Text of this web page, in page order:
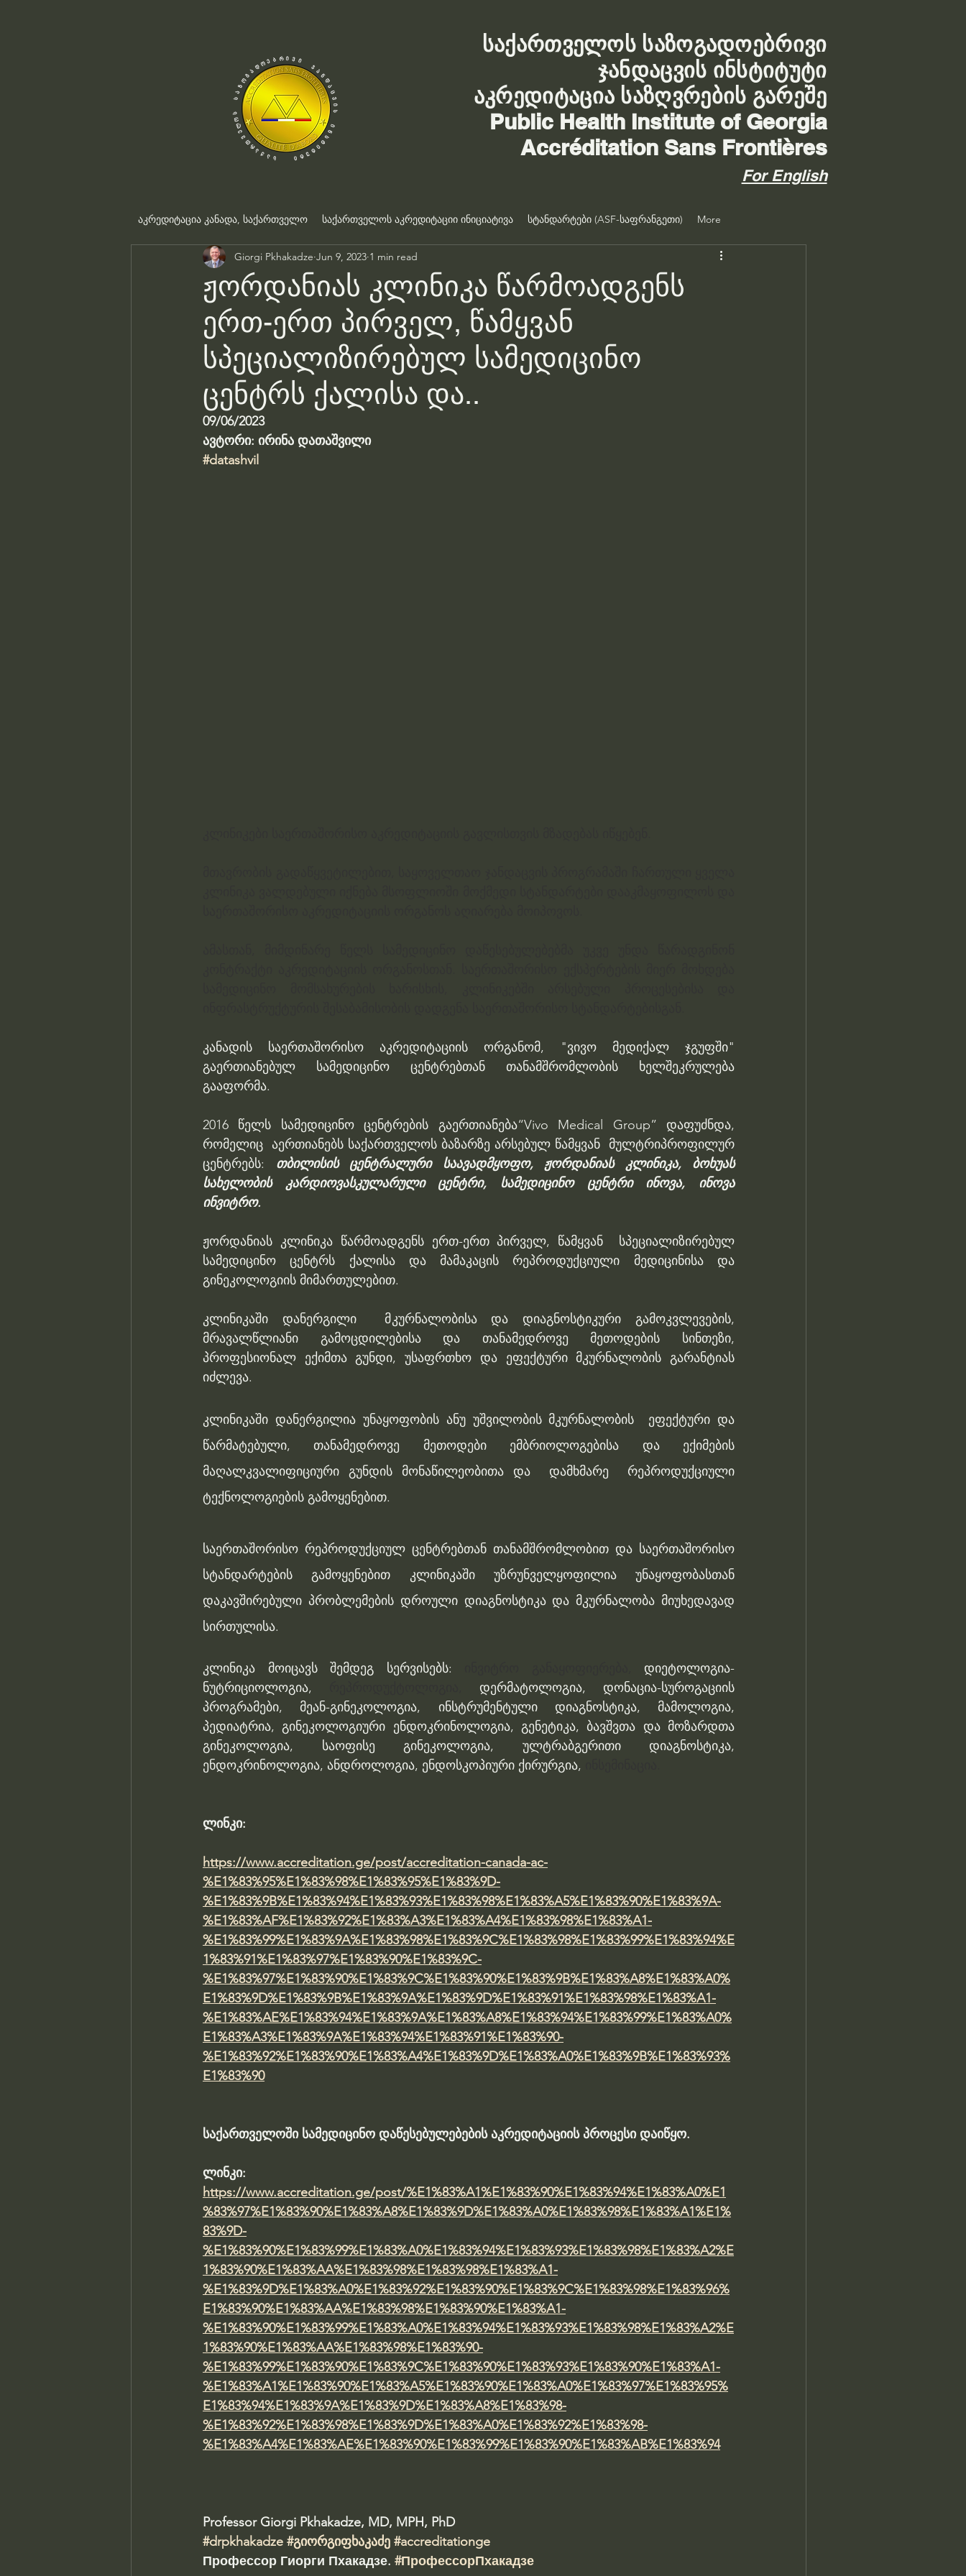
საქართველოს საზოგადოებრივი
ჯანდაცვის ინსტიტუტი
აკრედიტაცია საზღვრების გარეშე
Public Health Institute of Georgia
Accréditation Sans Frontières
For English
აკრედიტაცია კანადა, საქართველო საქართველოს აკრედიტაციი ინიციატივა სტანდარტები (ASF-საფრანგეთი) More
ჟორდანიას კლინიკა წარმოადგენს
ერთ-ერთ პირველ, წამყვან
სპეციალიზირებულ სამედიცინო
ცენტრს ქალისა და..
Giorgi Pkhakadze Jun 9, 2023 1 min read
09/06/2023
ავტორი: ირინა დათაშვილი
#datashvil
კანადის საერთაშორისო აკრედიტაციის ორგანომ, "ვივო მედიქალ ჯგუფში"
გაერთიანებულ სამედიცინო ცენტრებთან თანამშრომლობის ხელშეკრულება
გააფორმა.
2016 წელს სამედიცინო ცენტრების გაერთიანება“Vivo Medical Group” დაფუძნდა,
რომელიც  აერთიანებს საქართველოს ბაზარზე არსებულ წამყვან  მულტრიპროფილურ
ცენტრებს: თბილისის ცენტრალური საავადმყოფო, ჟორდანიას კლინიკა, ბოხუას
სახელობის კარდიოვასკულარული ცენტრი, სამედიცინო ცენტრი ინოვა, ინოვა
ინვიტრო.
ჟორდანიას კლინიკა წარმოადგენს ერთ-ერთ პირველ, წამყვან  სპეციალიზირებულ
სამედიცინო ცენტრს ქალისა და მამაკაცის რეპროდუქციული მედიცინისა და
გინეკოლოგიის მიმართულებით.
კლინიკაში დანერგილი  მკურნალობისა და დიაგნოსტიკური გამოკვლევების,
მრავალწლიანი გამოცდილებისა და თანამედროვე მეთოდების სინთეზი,
პროფესიონალ ექიმთა გუნდი, უსაფრთხო და ეფექტური მკურნალობის გარანტიას
იძლევა.
კლინიკაში დანერგილია უნაყოფობის ანუ უშვილობის მკურნალობის  ეფექტური და
წარმატებული, თანამედროვე მეთოდები ემბრიოლოგებისა და ექიმების
მაღალკვალიფიციური გუნდის მონაწილეობითა და  დამხმარე  რეპროდუქციული
ტექნოლოგიების გამოყენებით.
საერთაშორისო რეპროდუქციულ ცენტრებთან თანამშრომლობით და საერთაშორისო
სტანდარტების გამოყენებით კლინიკაში უზრუნველყოფილია უნაყოფობასთან
დაკავშირებული პრობლემების დროული დიაგნოსტიკა და მკურნალობა მიუხედავად
სირთულისა.
კლინიკა მოიცავს შემდეგ სერვისებს:
დიეტოლოგია-
ნუტრიციოლოგია,
დერმატოლოგია, დონაცია-სუროგაციის
პროგრამები, მეან-გინეკოლოგია, ინსტრუმენტული დიაგნოსტიკა, მამოლოგია,
პედიატრია, გინეკოლოგიური ენდოკრინოლოგია, გენეტიკა, ბავშვთა და მოზარდთა
გინეკოლოგია, საოფისე გინეკოლოგია, ულტრაბგერითი დიაგნოსტიკა,
ენდოკრინოლოგია, ანდროლოგია, ენდოსკოპიური ქირურგია,
ლინკი:
https://www.accreditation.ge/post/accreditation-canada-ac-
%E1%83%95%E1%83%98%E1%83%95%E1%83%9D-
%E1%83%9B%E1%83%94%E1%83%93%E1%83%98%E1%83%A5%E1%83%90%E1%83%9A-
%E1%83%AF%E1%83%92%E1%83%A3%E1%83%A4%E1%83%98%E1%83%A1-
%E1%83%99%E1%83%9A%E1%83%98%E1%83%9C%E1%83%98%E1%83%99%E1%83%94%E
1%83%91%E1%83%97%E1%83%90%E1%83%9C-
%E1%83%97%E1%83%90%E1%83%9C%E1%83%90%E1%83%9B%E1%83%A8%E1%83%A0%
E1%83%9D%E1%83%9B%E1%83%9A%E1%83%9D%E1%83%91%E1%83%98%E1%83%A1-
%E1%83%AE%E1%83%94%E1%83%9A%E1%83%A8%E1%83%94%E1%83%99%E1%83%A0%
E1%83%A3%E1%83%9A%E1%83%94%E1%83%91%E1%83%90-
%E1%83%92%E1%83%90%E1%83%A4%E1%83%9D%E1%83%A0%E1%83%9B%E1%83%93%
E1%83%90
საქართველოში სამედიცინო დაწესებულებების აკრედიტაციის პროცესი დაიწყო.
ლინკი:
https://www.accreditation.ge/post/%E1%83%A1%E1%83%90%E1%83%94%E1%83%A0%E1
%83%97%E1%83%90%E1%83%A8%E1%83%9D%E1%83%A0%E1%83%98%E1%83%A1%E1%
83%9D-
%E1%83%90%E1%83%99%E1%83%A0%E1%83%94%E1%83%93%E1%83%98%E1%83%A2%E
1%83%90%E1%83%AA%E1%83%98%E1%83%98%E1%83%A1-
%E1%83%9D%E1%83%A0%E1%83%92%E1%83%90%E1%83%9C%E1%83%98%E1%83%96%
E1%83%90%E1%83%AA%E1%83%98%E1%83%90%E1%83%A1-
%E1%83%90%E1%83%99%E1%83%A0%E1%83%94%E1%83%93%E1%83%98%E1%83%A2%E
1%83%90%E1%83%AA%E1%83%98%E1%83%90-
%E1%83%99%E1%83%90%E1%83%9C%E1%83%90%E1%83%93%E1%83%90%E1%83%A1-
%E1%83%A1%E1%83%90%E1%83%A5%E1%83%90%E1%83%A0%E1%83%97%E1%83%95%
E1%83%94%E1%83%9A%E1%83%9D%E1%83%A8%E1%83%98-
%E1%83%92%E1%83%98%E1%83%9D%E1%83%A0%E1%83%92%E1%83%98-
%E1%83%A4%E1%83%AE%E1%83%90%E1%83%99%E1%83%90%E1%83%AB%E1%83%94
Professor Giorgi Pkhakadze, MD, MPH, PhD
#drpkhakadze #გიორგიფხაკაძე #accreditationge
Профессор Гиорги Пхакадзе. #ПрофессорПхакадзе